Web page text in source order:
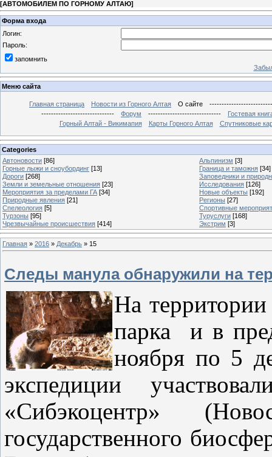
[АВТОМОБИЛЕМ ПО ГОРНОМУ АЛТАЮ]
Форма входа
Логин:
Пароль:
запомнить
Меню сайта
Главная страница Новости из Горного Алтая О сайте
------------------------------
Форум ------------------------------
Гостевая
Горный Алтай - Викимапия
Карты Горного Алтая Спутниковые
Categories
Автоновости [86] Альпинизм [3]
Горные лыжи и сноубординг [13] Граница и таможня [34]
Дороги [268]
Заповедники и
Земли и земельные отношения [23] Исследования [126]
Мероприятия за пределами ГА [34] Новые объекты [192]
Природные явления [21] Регионы [27]
Спелеология [5]
Спортивные
Турзоны [95] Туруслуги [168]
Чрезвычайные происшествия [414] Экстрим [3]
Главная » 2016 » Декабрь » 15
Следы манула обнаружили на
На
парка и в
ноября по 5
экспедиции
«Сибэкоцентр»
государственного